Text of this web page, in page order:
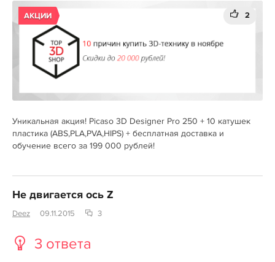
АКЦИИ 2
Уникальная акция! Picaso 3D Designer Pro 250 + 10 катушек
пластика (ABS,PLA,PVA,HIPS) + бесплатная доставка и
обучение всего за 199 000 рублей!
Не двигается ось Z
Deez 09.11.2015 3
3 ответа